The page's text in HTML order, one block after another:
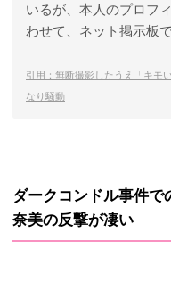
いるが、本人のプロフ
わせて、ネット掲示板
引用：無断撮影したうえ「キモ
なり騒動
ダークコンドル事件
奈美の反撃が凄い